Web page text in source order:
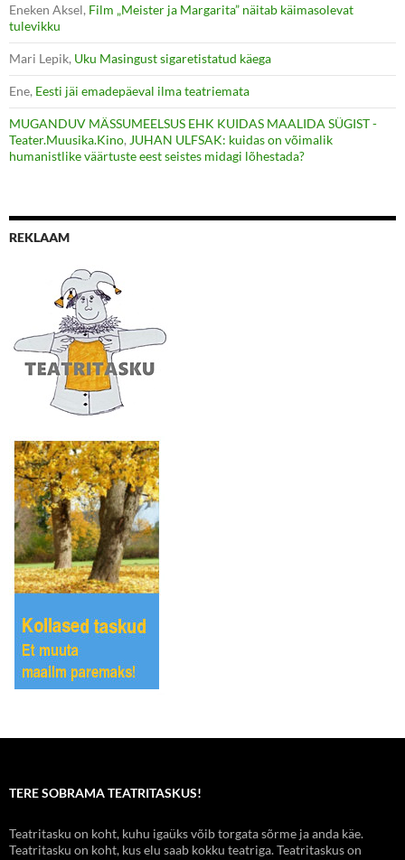
Eneken Aksel, Film „Meister ja Margarita” näitab käimasolevat
tulevikku
Mari Lepik, Uku Masingust sigaretistatud käega
Ene, Eesti jäi emadepäeval ilma teatriemata
MUGANDUV MÄSSUMEELSUS EHK KUIDAS MAALIDA SÜGIST -
Teater.Muusika.Kino, JUHAN ULFSAK: kuidas on võimalik
humanistlike väärtuste eest seistes midagi lõhestada?
REKLAAM
TERE SOBRAMA TEATRITASKUS!
Teatritasku on koht, kuhu igaüks võib torgata sõrme ja anda käe.
Teatritasku on koht, kus elu saab kokku teatriga. Teatritaskus on